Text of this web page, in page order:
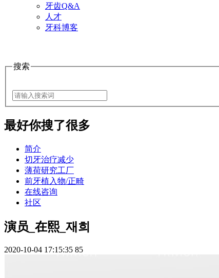
牙齿Q&A
人才
牙科博客
搜索
最好你搜了很多
简介
切牙治疗减少
薄荷研究工厂
前牙植入物/正畸
在线咨询
社区
演员_在熙_재희
2020-10-04 17:15:35 85